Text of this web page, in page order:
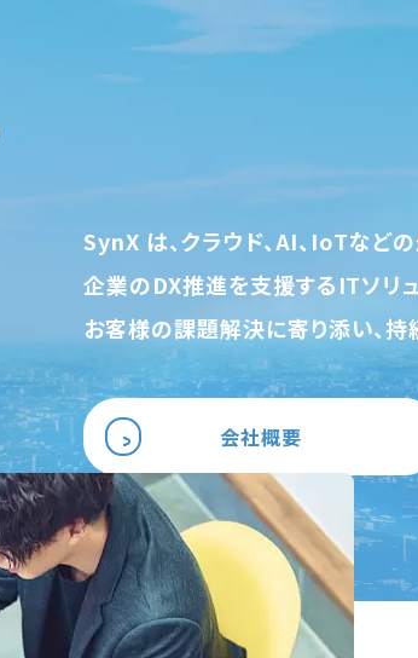
SynX は、クラウド、AI、IoTなど
企業のDX推進を支援するITソリュ
お客様の課題解決に寄り添い、
会社概要